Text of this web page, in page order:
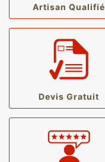
Artisan Qualifié
Devis Gratuit